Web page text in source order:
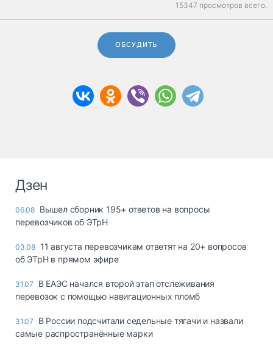
15347 просмотров всего.
ОБСУДИТЬ
Дзен
06.08 Вышел сборник 195+ ответов на вопросы
перевозчиков об ЭТрН
03.08 11 августа перевозчикам ответят на 20+ вопросов
об ЭТрН в прямом эфире
31.07
В ЕАЭС начался второй этап отслеживания
перевозок с помощью навигационных пломб
31.07
В России подсчитали седельные тягачи и назвали
самые распространённые марки